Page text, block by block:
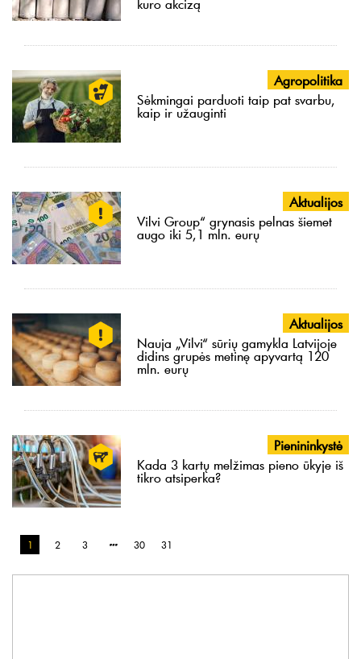
Agropolitika
Sėkmingai parduoti taip pat svarbu,
kaip ir užauginti
Aktualijos
Vilvi Group“ grynasis pelnas šiemet
augo iki 5,1 mln. eurų
Aktualijos
Nauja „Vilvi“ sūrių gamykla Latvijoje
didins grupės metinę apyvartą 120
mln. eurų
Pienininkystė
Kada 3 kartų melžimas pieno ūkyje iš
tikro atsiperka?
1 2 3 30 31